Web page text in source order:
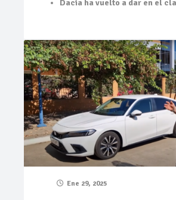
Dacia ha vuelto a dar en el
Ene 29, 2025